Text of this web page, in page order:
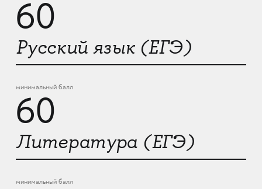
60
Русский язык (ЕГЭ)
минимальный балл
60
Литература (ЕГЭ)
минимальный балл